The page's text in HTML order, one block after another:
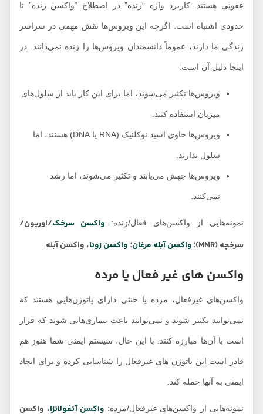
عفونی هستند. کاربرد واژه “زنده” در اصطلاح “واکسن زنده” تا
حدودی اشتباه است. اگرچه این ویروس‌ها نقش مهمی در سراسر
زندگی ما دارند، عموماً دانشمندان ویروس‌ها را زنده نمی‌دانند. در
اینجا دلیل آن است:
ویروس‌ها تکثیر می‌شوند، اما برای این کار باید از سلول‌های
میزبان استفاده کنند.
ویروس‌ها حاوی اسید نوکلئیک (RNA یا DNA) هستند، اما
سلول ندارند.
ویروس‌ها جهش می‌یابند و تکثیر می‌شوند، اما رشد
نمی‌کنند.
نمونه‌هایی از واکسن‌های فعال/زنده:واکسن سرخک/اوریون/
سرخچه (MMR)
؛واکسن آبله مرغان؛واکسن زونا، واکسن آبله.
واکسن های غیر فعال یا مرده
واکسن‌های غیرفعال، مرده یا خنثی دارای پاتوژن‌هایی هستند که
نمی‌توانند تکثیر شوند و نمی‌توانند باعث بیماری‌هایی شوند که قرار
است با آن‌ها مبارزه کنند. با این حال، سیستم ایمنی شما هنوز هم
قادر است این پاتوژن های غیرفعال را شناسایی کرده و برای ایجاد
ایمنی به آنها حمله کند.
نمونه‌هایی از واکسن‌های غیرفعال/مرده:واکسن آنفولانزا،واکسن